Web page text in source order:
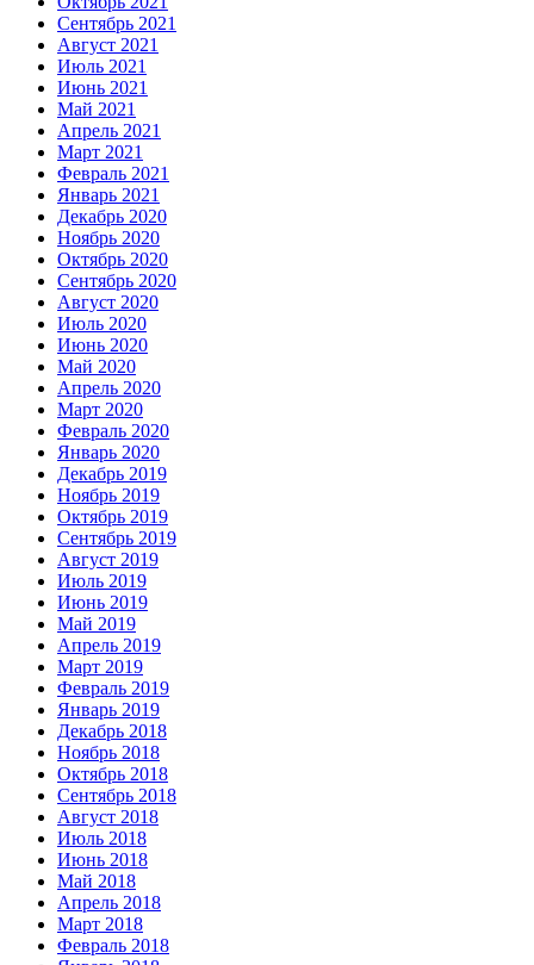
Сентябрь 2021
Август 2021
Июль 2021
Июнь 2021
Май 2021
Апрель 2021
Март 2021
Февраль 2021
Январь 2021
Декабрь 2020
Ноябрь 2020
Октябрь 2020
Сентябрь 2020
Август 2020
Июль 2020
Июнь 2020
Май 2020
Апрель 2020
Март 2020
Февраль 2020
Январь 2020
Декабрь 2019
Ноябрь 2019
Октябрь 2019
Сентябрь 2019
Август 2019
Июль 2019
Июнь 2019
Май 2019
Апрель 2019
Март 2019
Февраль 2019
Январь 2019
Декабрь 2018
Ноябрь 2018
Октябрь 2018
Сентябрь 2018
Август 2018
Июль 2018
Июнь 2018
Май 2018
Апрель 2018
Март 2018
Февраль 2018